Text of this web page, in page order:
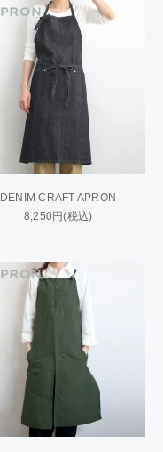
DENIM CRAFT APRON
8,250円(税込)